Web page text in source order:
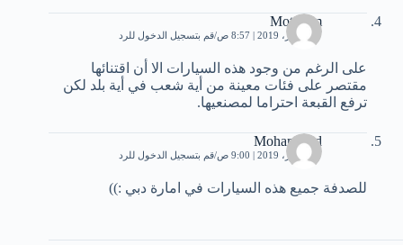
Motasem
27 فبراير، 2019 | 8:57 ص قم بتسجيل الدخول للرد
على الرغم من وجود هذه السيارات الا أن اقتنائها
مقتصر على فئات معينة من أية شعب في أية بلد لكن
ترفع القبعة احتراما لمصنعيها.
Mohammed
27 فبراير، 2019 | 9:00 ص قم بتسجيل الدخول للرد
للصدفة جميع هذه السيارات في امارة دبي :))